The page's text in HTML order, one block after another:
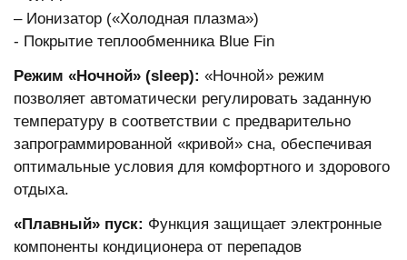
– Ионизатор («Холодная плазма»)
- Покрытие теплообменника Blue Fin
Режим «Ночной» (sleep): «Ночной» режим
позволяет автоматически регулировать заданную
температуру в соответствии с предварительно
запрограммированной «кривой» сна, обеспечивая
оптимальные условия для комфортного и здорового
отдыха.
«Плавный» пуск: Функция защищает электронные
компоненты кондиционера от перепадов